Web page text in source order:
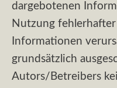
dargebotenen
Nutzung
Informationen
grundsätzlich
Autors/Betreibers